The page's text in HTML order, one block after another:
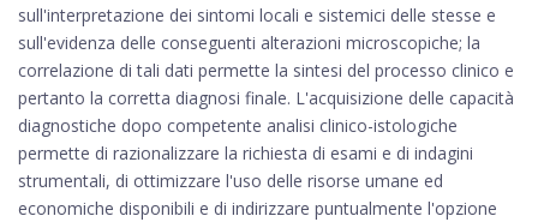
sull'interpretazione dei sintomi locali e sistemici delle stesse e
sull'evidenza delle conseguenti alterazioni microscopiche; la
correlazione di tali dati permette la sintesi del processo clinico e
pertanto la corretta diagnosi finale. L'acquisizione delle capacità
diagnostiche dopo competente analisi clinico-istologiche
permette di razionalizzare la richiesta di esami e di indagini
strumentali, di ottimizzare l'uso delle risorse umane ed
economiche disponibili e di indirizzare puntualmente l'opzione